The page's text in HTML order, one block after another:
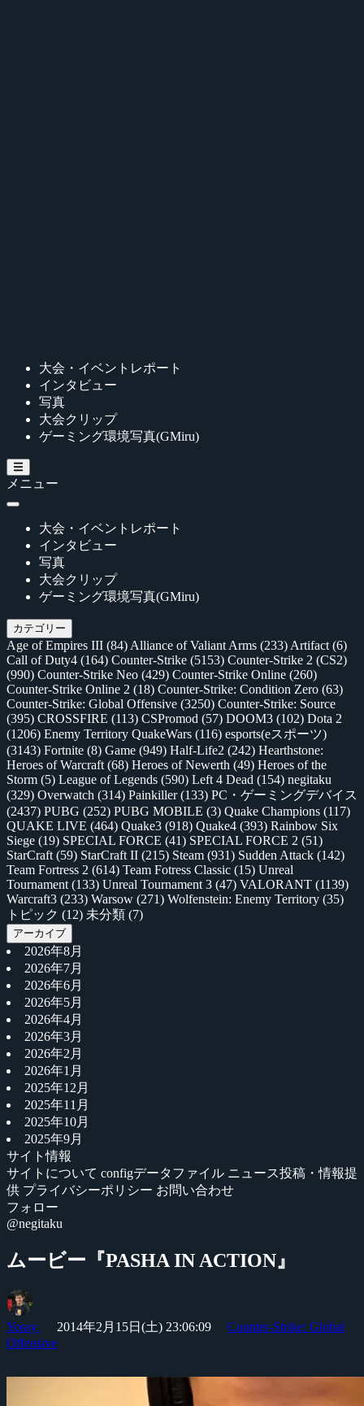
大会・イベントレポート
インタビュー
写真
大会クリップ
ゲーミング環境写真(GMiru)
メニュー
大会・イベントレポート
インタビュー
写真
大会クリップ
ゲーミング環境写真(GMiru)
カテゴリー
Age of Empires III (84) Alliance of Valiant Arms (233) Artifact (6)
Call of Duty4 (164) Counter-Strike (5153) Counter-Strike 2 (CS2)
(990) Counter-Strike Neo (429) Counter-Strike Online (260)
Counter-Strike Online 2 (18) Counter-Strike: Condition Zero (63)
Counter-Strike: Global Offensive (3250) Counter-Strike: Source
(395) CROSSFIRE (113) CSPromod (57) DOOM3 (102) Dota 2
(1206) Enemy Territory QuakeWars (116) esports(eスポーツ)
(3143) Fortnite (8) Game (949) Half-Life2 (242) Hearthstone:
Heroes of Warcraft (68) Heroes of Newerth (49) Heroes of the
Storm (5) League of Legends (590) Left 4 Dead (154) negitaku
(329) Overwatch (314) Painkiller(133) PC・ゲーミングデバイス
(2437) PUBG (252) PUBG MOBILE (3) Quake Champions (117)
QUAKE LIVE (464) Quake3 (918) Quake4 (393) Rainbow Six
Siege (19) SPECIAL FORCE (41) SPECIAL FORCE 2 (51)
StarCraft (59) StarCraft II (215) Steam (931) Sudden Attack (142)
Team Fortress 2 (614) Team Fotress Classic (15) Unreal
Tournament (133) Unreal Tournament 3 (47) VALORANT (1139)
Warcraft3 (233) Warsow (271) Wolfenstein: Enemy Territory (35)
トピック (12) 未分類 (7)
アーカイブ
2026年8月
2026年7月
2026年6月
2026年5月
2026年4月
2026年3月
2026年2月
2026年1月
2025年12月
2025年11月
2025年10月
2025年9月
サイト情報
サイトについて configデータファイル ニュース投稿・情報提
供 プライバシーポリシー お問い合わせ
フォロー
@negitaku
ムービー『PASHA IN ACTION』
Yossy 2014年2月15日(土) 23:06:09
Counter-Strike: Global
Offensive